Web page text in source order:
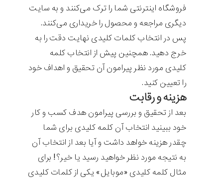
فروشگاه اینترنتی شما را ترک می‌کنند و به سایت
دیگری مراجعه و محصول را خریداری می‌کنند.
پس در انتخاب کلمات کلیدی نهایت دقت را به
خرج دهید. همچنین پیش از انتخاب کلمه
کلیدی مورد نظر پیرامون آن تحقیق و اهداف خود
را تعیین کنید.
هزینه و رقابت
بعد از تحقیق و بررسی پیرامون هدف کسب و کار
خود ببینید انتخاب آن کلمه کلیدی برای شما
چقدر هزینه خواهد داشت و آیا بعد از انتخاب آن
به نتیجه مورد نظر خواهید رسید یا خیر؟! برای
مثال کلمه کلیدی «موبایل» یکی از کلمات کلیدی